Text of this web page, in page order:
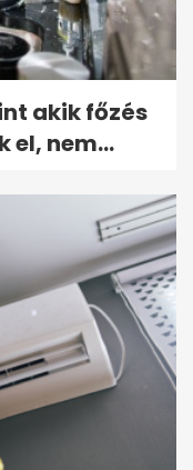
akik főzés
el, nem...